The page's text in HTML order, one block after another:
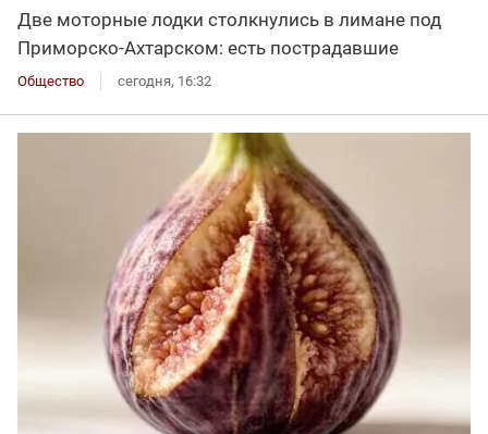
Две моторные лодки столкнулись в лимане под
Приморско-Ахтарском: есть пострадавшие
Общество сегодня, 16:32